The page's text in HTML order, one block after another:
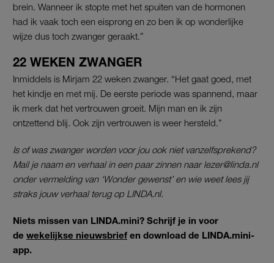
brein. Wanneer ik stopte met het spuiten van de hormonen
had ik vaak toch een eisprong en zo ben ik op wonderlijke
wijze dus toch zwanger geraakt.”
22 WEKEN ZWANGER
Inmiddels is Mirjam 22 weken zwanger. “Het gaat goed, met
het kindje en met mij. De eerste periode was spannend, maar
ik merk dat het vertrouwen groeit. Mijn man en ik zijn
ontzettend blij. Ook zijn vertrouwen is weer hersteld.”
Is of was zwanger worden voor jou ook niet vanzelfsprekend?
Mail je naam en verhaal in een paar zinnen naar lezer@linda.nl
onder vermelding van ‘Wonder gewenst’ en wie weet lees jij
straks jouw verhaal terug op LINDA.nl.
Niets missen van LINDA.mini? Schrijf je in voor
de wekelijkse nieuwsbrief en download de LINDA.mini-
app.